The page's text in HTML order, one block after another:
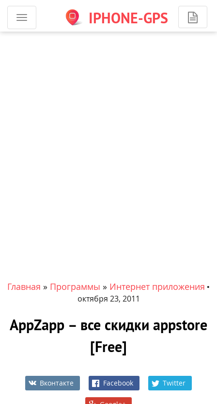
Программы
для
IPHONE-GPS
Главная » Программы » Интернет приложения •
октября 23, 2011
AppZapp – все скидки appstore
[Free]
Вконтакте Facebook Twitter